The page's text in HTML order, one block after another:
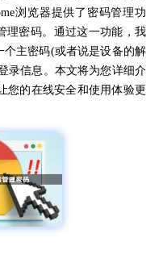
浏览器提供了密码管理功
理密码。通过这一功能，我
主密码(或者说是设备的解
录信息。本文将为您详细介
您的在线安全和使用体验更